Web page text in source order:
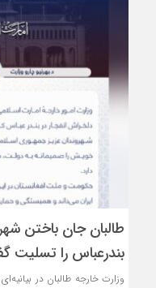
طالبان جان باختن
بندرعباس را تسلیت
وزارت خارجه طالبان در